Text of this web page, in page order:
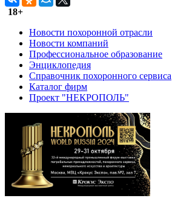
18+
Новости похоронной отрасли
Новости компаний
Профессиональное образование
Энциклопедия
Справочник похоронного сервиса
Каталог фирм
Проект "НЕКРОПОЛЬ"